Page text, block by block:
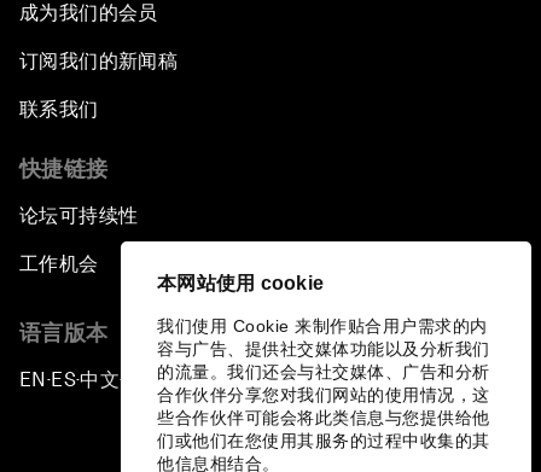
本网站使用 cookie
我们使用 Cookie 来制作贴合用户需求的内
容与广告、提供社交媒体功能以及分析我们
的流量。我们还会与社交媒体、广告和分析
合作伙伴分享您对我们网站的使用情况，这
些合作伙伴可能会将此类信息与您提供给他
们或他们在您使用其服务的过程中收集的其
他信息相结合。
成为我们的会员
订阅我们的新闻稿
联系我们
快捷链接
论坛可持续性
工作机会
语言版本
EN ▪ ES▪中文▪ 日本語